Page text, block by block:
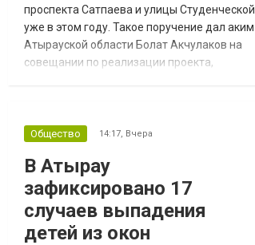
проспекта Сатпаева и улицы Студенческой
уже в этом году. Такое поручение дал аким
Атырауской области Болат Акчулаков на
совещании по реализации проекта,
протяженностью 2,6 км. Концепция
пространства по принципу «от фасада до
бордюра» с единым архитектурным
стилем. В рамках...
Общество 14:17, Вчера
В Атырау
зафиксировано 17
случаев выпадения
детей из окон